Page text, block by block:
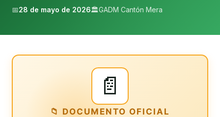
📅28 de mayo de 2026🏛️GADM Cantón Mera
📄
📁 DOCUMENTO OFICIAL